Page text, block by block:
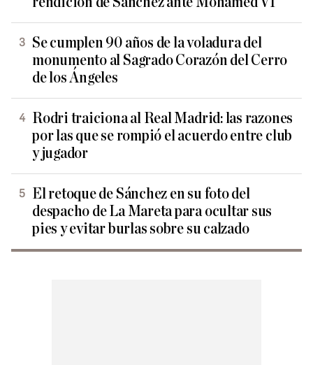
Se cumplen 90 años de la voladura del
monumento al Sagrado Corazón del Cerro
de los Ángeles
Rodri traiciona al Real Madrid: las razones
por las que se rompió el acuerdo entre club
y jugador
El retoque de Sánchez en su foto del
despacho de La Mareta para ocultar sus
pies y evitar burlas sobre su calzado